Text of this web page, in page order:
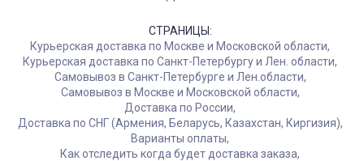
СТРАНИЦЫ:
Курьерская доставка по Москве и Московской области
Курьерская доставка по Санкт-Петербургу и Лен. области
Самовывоз в Санкт-Петербурге и Лен.области
Самовывоз в Москве и Московской области
Доставка по России
Доставка по СНГ (Армения, Беларусь, Казахстан, Киргизия)
Варианты оплаты
Как отследить когда будет доставка заказа